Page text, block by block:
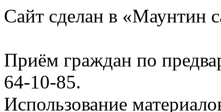
Сайт сделан в «Маунтин
Приём граждан по
64-10-85.
Использование